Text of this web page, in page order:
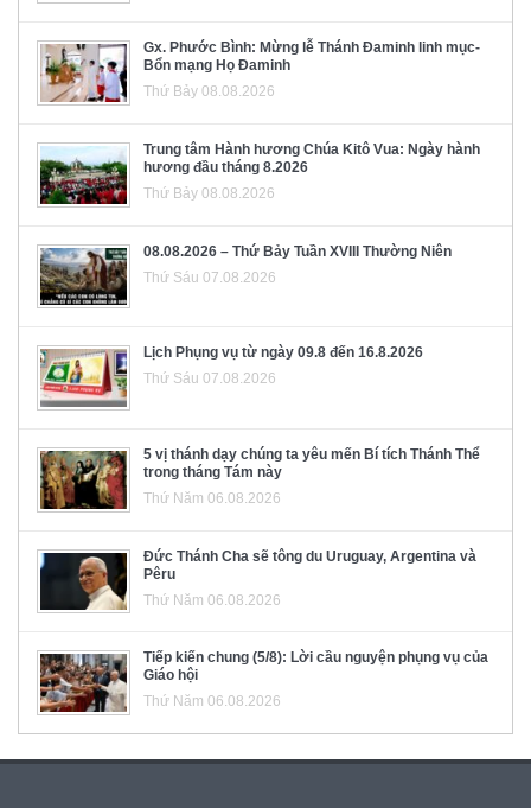
Gx. Phước Bình: Mừng lễ Thánh Đaminh linh mục-
Bổn mạng Họ Đaminh
Thứ Bảy 08.08.2026
Trung tâm Hành hương Chúa Kitô Vua: Ngày hành
hương đầu tháng 8.2026
Thứ Bảy 08.08.2026
08.08.2026 – Thứ Bảy Tuần XVIII Thường Niên
Thứ Sáu 07.08.2026
Lịch Phụng vụ từ ngày 09.8 đến 16.8.2026
Thứ Sáu 07.08.2026
5 vị thánh dạy chúng ta yêu mến Bí tích Thánh Thể
trong tháng Tám này
Thứ Năm 06.08.2026
Đức Thánh Cha sẽ tông du Uruguay, Argentina và
Pêru
Thứ Năm 06.08.2026
Tiếp kiến chung (5/8): Lời cầu nguyện phụng vụ của
Giáo hội
Thứ Năm 06.08.2026